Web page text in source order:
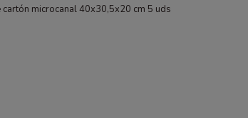
cartón microcanal 40x30,5x20 cm 5 uds